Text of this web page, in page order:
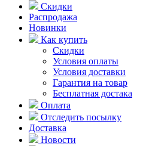
Скидки
Распродажа
Новинки
Как купить
Скидки
Условия оплаты
Условия доставки
Гарантия на товар
Бесплатная достака
Оплата
Отследить посылку
Доставка
Новости